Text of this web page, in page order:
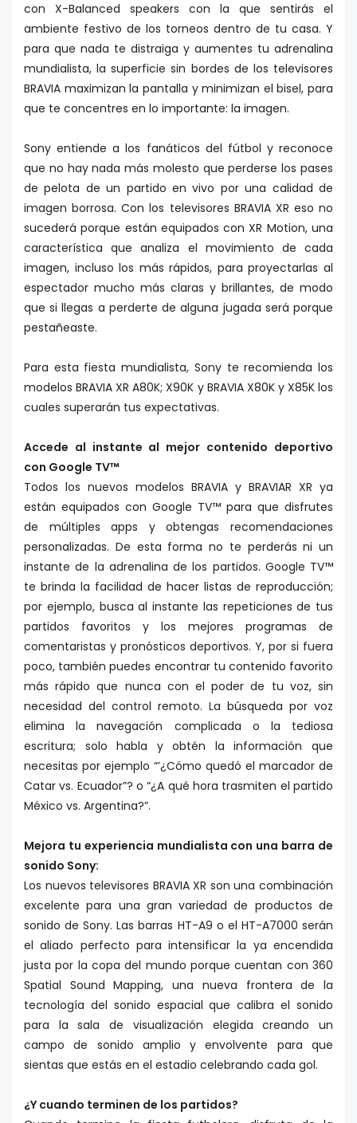
con X-Balanced speakers con la que sentirás el
ambiente festivo de los torneos dentro de tu casa. Y
para que nada te distraiga y aumentes tu adrenalina
mundialista, la superficie sin bordes de los televisores
BRAVIA maximizan la pantalla y minimizan el bisel, para
que te concentres en lo importante: la imagen.
Sony entiende a los fanáticos del fútbol y reconoce
que no hay nada más molesto que perderse los pases
de pelota de un partido en vivo por una calidad de
imagen borrosa. Con los televisores BRAVIA XR eso no
sucederá porque están equipados con XR Motion, una
característica que analiza el movimiento de cada
imagen, incluso los más rápidos, para proyectarlas al
espectador mucho más claras y brillantes, de modo
que si llegas a perderte de alguna jugada será porque
pestañeaste.
Para esta fiesta mundialista, Sony te recomienda los
modelos BRAVIA XR A80K; X90K y BRAVIA X80K y X85K los
cuales superarán tus expectativas.
Accede al instante al mejor contenido deportivo
con Google TV™
Todos los nuevos modelos BRAVIA y BRAVIAR XR ya
están equipados con Google TV™ para que disfrutes
de múltiples apps y obtengas recomendaciones
personalizadas. De esta forma no te perderás ni un
instante de la adrenalina de los partidos. Google TV™
te brinda la facilidad de hacer listas de reproducción;
por ejemplo, busca al instante las repeticiones de tus
partidos favoritos y los mejores programas de
comentaristas y pronósticos deportivos. Y, por si fuera
poco, también puedes encontrar tu contenido favorito
más rápido que nunca con el poder de tu voz, sin
necesidad del control remoto. La búsqueda por voz
elimina la navegación complicada o la tediosa
escritura; solo habla y obtén la información que
necesitas por ejemplo “’¿Cómo quedó el marcador de
Catar vs. Ecuador”? o “¿A qué hora trasmiten el partido
México vs. Argentina?”.
Mejora tu experiencia mundialista con una barra de
sonido Sony:
Los nuevos televisores BRAVIA XR son una combinación
excelente para una gran variedad de productos de
sonido de Sony. Las barras HT-A9 o el HT-A7000 serán
el aliado perfecto para intensificar la ya encendida
justa por la copa del mundo porque cuentan con 360
Spatial Sound Mapping, una nueva frontera de la
tecnología del sonido espacial que calibra el sonido
para la sala de visualización elegida creando un
campo de sonido amplio y envolvente para que
sientas que estás en el estadio celebrando cada gol.
¿Y cuando terminen de los partidos?